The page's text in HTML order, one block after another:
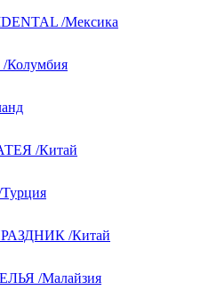
/Мексика
/Колумбия
/Китай
/Китай
/Малайзия